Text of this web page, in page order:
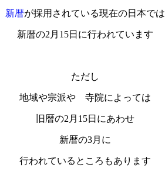
新暦が採用されている現在の日本では
新暦の2月15日に行われています
ただし
地域や宗派や 寺院によっては
旧暦の2月15日にあわせ
新暦の3月に
行われているところもあります